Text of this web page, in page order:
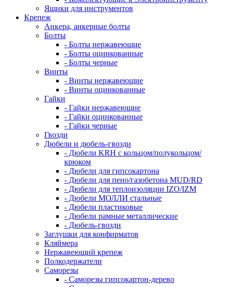
Ящики для инструментов
Крепеж
Анкера, анкерные болты
Болты
- Болты нержавеющие
- Болты оцинкованные
- Болты черные
Винты
- Винты нержавеющие
- Винты оцинкованные
Гайки
- Гайки нержавеющие
- Гайки оцинкованные
- Гайки черные
Гвозди
Дюбели и дюбель-гвозди
- Дюбели KRH с кольцом/полукольцом/
крюком
- Дюбели для гипсокартона
- Дюбели для пено/газобетона MUD/RD
- Дюбели для теплоизоляции IZO/IZM
- Дюбели МОЛЛИ стальные
- Дюбели пластиковые
- Дюбели рамные металлические
- Дюбель-гвозди
Заглушки для конфирматов
Кляймера
Нержавеющий крепеж
Полкодержатели
Саморезы
- Саморезы гипсокартон-дерево